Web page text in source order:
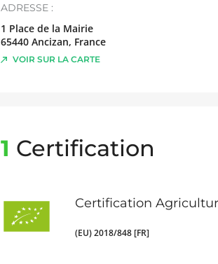
ADRESSE :
1 Place de la Mairie
65440 Ancizan, France
VOIR SUR LA CARTE
1 Certification
Certification
(EU) 2018/848 [FR]